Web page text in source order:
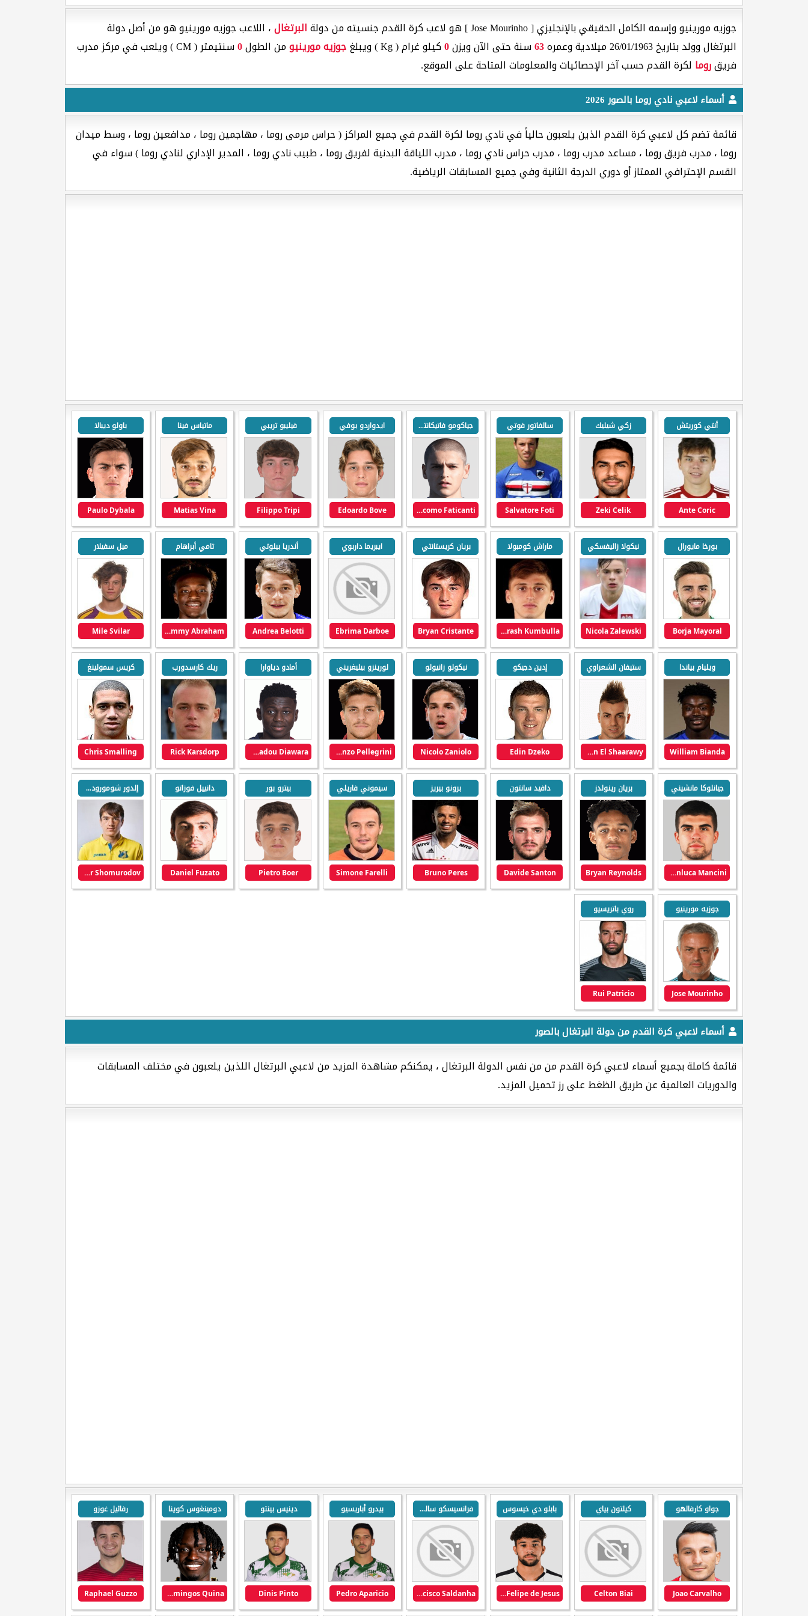
جوزيه مورينيو وإسمه الكامل الحقيقي بالإنجليزي [ Jose Mourinho ] هو لاعب كرة القدم جنسيته من دولة البرتغال، اللاعب جوزيه مورينيو هو من أصل دولة
البرتغال وولد بتاريخ 26/01/1963 ميلادية وعمره
63سنة حتى الآن ويزن0كيلو غرام ( Kg ) ويبلغ جوزيه مورينيومن الطول0
سنتيمتر ( CM ) ويلعب في مركز مدرب
فريقروما لكرة القدم حسب آخر الإحصائيات والمعلومات المتاحة على الموقع.
أسماء لاعبي نادي روما بالصور 2026
قائمة تضم كل لاعبي كرة القدم الذين يلعبون حالياً في نادي روما لكرة القدم في جميع المراكز ( حراس مرمى روما ، مهاجمين روما ، مدافعين روما ، وسط ميدان
روما ، مدرب فريق روما ، مساعد مدرب روما ، مدرب حراس نادي روما ، مدرب اللياقة البدنية لفريق روما ، طبيب نادي روما ، المدير الإداري لنادي روما ) سواء في
القسم الإحترافي الممتاز أو دوري الدرجة الثانية وفي جميع المسابقات الرياضية.
أنتي كوريتش
Ante Coric
زكي شيليك
Zeki Celik
سالفاتور فوتي
Salvatore Foti
جياكومو فاتيكانتي
Giacomo Faticanti
ايدواردو بوفي
Edoardo Bove
فيليبو تريبي
Filippo Tripi
ماتياس فينا
Matias Vina
باولو ديبالا
Paulo Dybala
بورخا مايورال
Borja Mayoral
نيكولا زاليفسكي
Nicola Zalewski
ماراش كومبولا
Marash Kumbulla
بريان كريستانتي
Bryan Cristante
ايبريما داربوي
Ebrima Darboe
أندريا بيلوتي
Andrea Belotti
تامي أبراهام
Tammy Abraham
ميل سفيلار
Mile Svilar
ويليام بياندا
William Bianda
ستيفان الشعراوي
Stephan El Shaarawy
إدين دجيكو
Edin Dzeko
نيكولو زانيولو
Nicolo Zaniolo
لورينزو بيليغريني
Lorenzo Pellegrini
أمادو دياوارا
Amadou Diawara
ريك كارسدورب
Rick Karsdorp
كريس سمولينغ
Chris Smalling
جيانلوكا مانشيني
Gianluca Mancini
بريان رينولدز
Bryan Reynolds
دافيد سانتون
Davide Santon
برونو بيريز
Bruno Peres
سيموني فاريلي
Simone Farelli
بيترو بور
Pietro Boer
دانييل فوزاتو
Daniel Fuzato
إلدور شومورودوف
Eldor Shomurodov
جوزيه مورينيو
Jose Mourinho
روي باتريسيو
Rui Patricio
أسماء لاعبي كرة القدم من دولة البرتغال بالصور
قائمة كاملة بجميع أسماء لاعبي كرة القدم من من نفس الدولة البرتغال ، يمكنكم مشاهدة المزيد من لاعبي البرتغال اللذين يلعبون في مختلف المسابقات
والدوريات العالمية عن طريق الظغط على رز تحميل المزيد.
جواو كارفالهو
Joao Carvalho
كيلتون بياي
Celton Biai
بابلو دي خيسوس
Pablo Felipe de Jesus
فرانسيسكو سالدانها
Francisco Saldanha
بيدرو أباريسيو
Pedro Aparicio
دينيس بينتو
Dinis Pinto
دومينغوس كوينا
Domingos Quina
رفائيل غوزو
Raphael Guzzo